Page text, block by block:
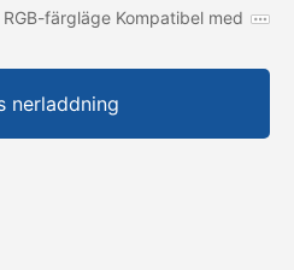
färgläge Kompatibel med
nerladdning